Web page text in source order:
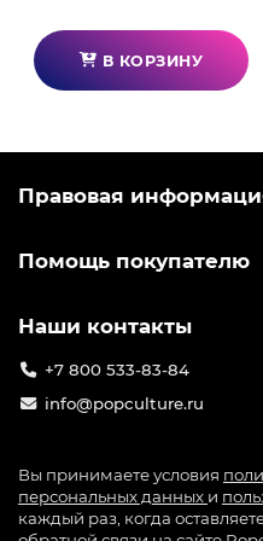
В КОРЗИНУ
Правовая
Помощь покупателю
Наши контакты
+7 800 533-83-84
info@popculture.ru
Вы принимаете условия
персональных данных и
каждый раз, когда